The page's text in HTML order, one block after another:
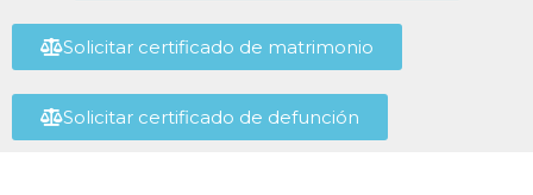
Solicitar certificado de matrimonio
Solicitar certificado de defunción